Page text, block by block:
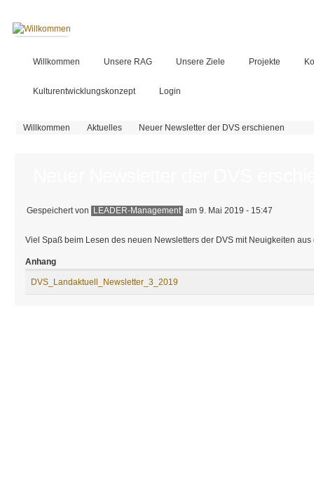
Willkommen Unsere RAG Unsere Ziele Projekte
Kulturentwicklungskonzept Login
Sie sind hier
Willkommen Aktuelles Neuer Newsletter der DVS erschienen
Gespeichert von LEADER-Management am 9. Mai 2019 - 15:47
Viel Spaß beim Lesen des neuen Newsletters der DVS mit Neuigkeiten
Anhang
DVS_Landaktuell_Newsletter_3_2019